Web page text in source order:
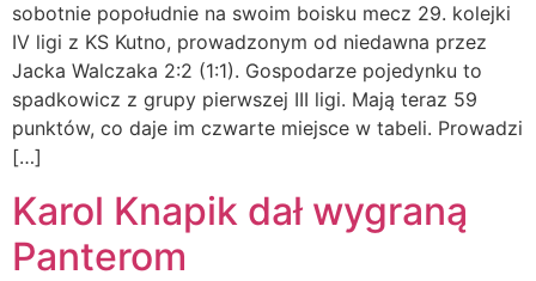
sobotnie popołudnie na swoim boisku mecz 29. kolejki
IV ligi z KS Kutno, prowadzonym od niedawna przez
Jacka Walczaka 2:2 (1:1). Gospodarze pojedynku to
spadkowicz z grupy pierwszej III ligi. Mają teraz 59
punktów, co daje im czwarte miejsce w tabeli. Prowadzi
[…]
Karol Knapik dał wygraną
Panterom